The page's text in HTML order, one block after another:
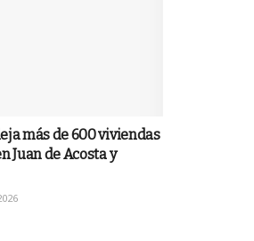
más de 600 viviendas
Juan de Acosta y